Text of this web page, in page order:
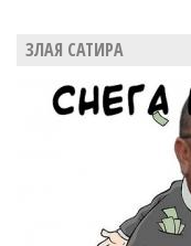
ЗЛАЯ САТИРА